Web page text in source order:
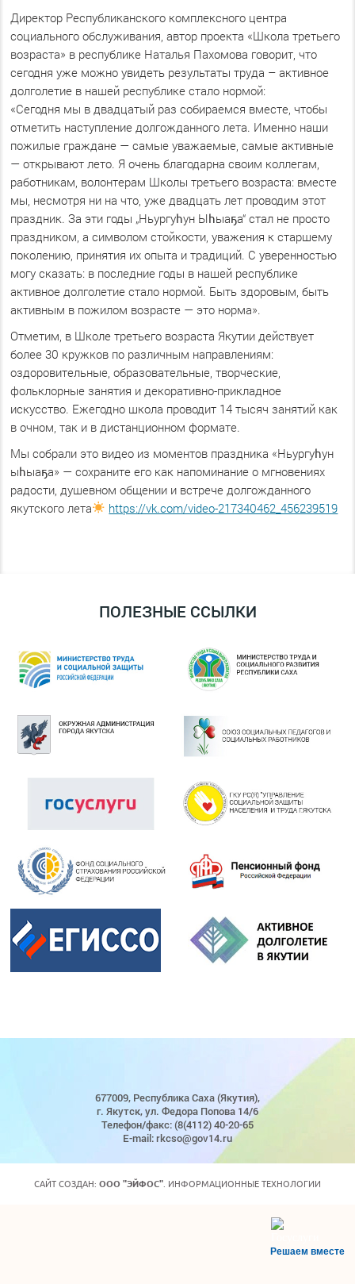
Директор Республиканского комплексного центра
социального обслуживания, автор проекта «Школа третьего
возраста» в республике Наталья Пахомова говорит, что
сегодня уже можно увидеть результаты труда – активное
долголетие в нашей республике стало нормой:
«Сегодня мы в двадцатый раз собираемся вместе, чтобы
отметить наступление долгожданного лета. Именно наши
пожилые граждане — самые уважаемые, самые активные
— открывают лето. Я очень благодарна своим коллегам,
работникам, волонтерам Школы третьего возраста: вместе
мы, несмотря ни на что, уже двадцать лет проводим этот
праздник. За эти годы „Ньургуһун Ыһыаҕа“ стал не просто
праздником, а символом стойкости, уважения к старшему
поколению, принятия их опыта и традиций. С уверенностью
могу сказать: в последние годы в нашей республике
активное долголетие стало нормой. Быть здоровым, быть
активным в пожилом возрасте — это норма».
Отметим, в Школе третьего возраста Якутии действует
более 30 кружков по различным направлениям:
оздоровительные, образовательные, творческие,
фольклорные занятия и декоративно-прикладное
искусство. Ежегодно школа проводит 14 тысяч занятий как
в очном, так и в дистанционном формате.
Мы собрали это видео из моментов праздника «Ньургуһун
ыһыаҕа» — сохраните его как напоминание о мгновениях
радости, душевном общении и встрече долгожданного
якутского лета
https://vk.com/video-217340462_456239519
ПОЛЕЗНЫЕ ССЫЛКИ
677009, Республика Саха (Якутия),
г. Якутск, ул. Федора Попова 14/6
Телефон/факс: (8(4112) 40-20-65
E-mail: rkcso@gov14.ru
САЙТ СОЗДАН: ООО "ЭЙФОС" . ИНФОРМАЦИОННЫЕ ТЕХНОЛОГИИ
Решаем вместе